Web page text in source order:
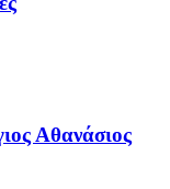
Αθανάσιος